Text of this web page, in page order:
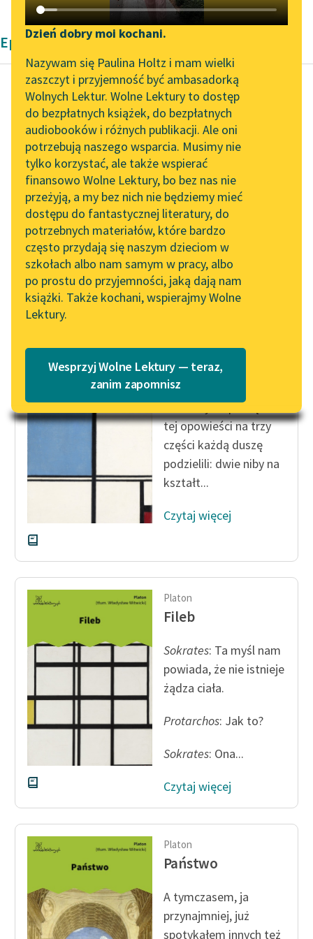
Katalog DAISY
Podkasty o książkach
Zgłoś brak utworu
Aktualności
„Prokurator Alicja Horn”
do słuchania
Byliśmy częścią AI Impact
Lab
Zapraszamy na spotkanie
online z tłumaczkami
literatury skandynawskiej
Spotkanie z Katarzyną
Tunkiel w Oslo
102. lata temu zmarł
Joseph Conrad
Lektury szkolne i klasyka
literatury do słuchania dla
uczennic i uczniów z
szkolnych i literatury do
niepełnosprawnościami
Feministyczne inspiracje.
skandynawskiej literatury
feministycznej
Kolekcje edukacyjne
do domeny publicznej,
lektur szkolnych oraz
Starego Testamentu
Szkoła Poezji Wolnych
Lektur
Narzędzia
Mapa Wolnych Lektur
Leśmianator
Przewodnik dla piszących i
czytających
API
OAI-PMH
Widget Wolnych Lektur
Przypisy
Katalog w formacie PDF
O nas
O projekcie
Zespół
Dzień dobry moi kochani.
Nazywam się Paulina Holtz i mam wielki
zaszczyt i przyjemność być ambasadorką
Wolnych Lektur. Wolne Lektury to dostęp
do bezpłatnych książek, do bezpłatnych
audiobooków i różnych publikacji. Ale oni
potrzebują naszego wsparcia. Musimy nie
tylko korzystać, ale także wspierać
finansowo Wolne Lektury, bo bez nas nie
przeżyją, a my bez nich nie będziemy mieć
dostępu do fantastycznej literatury, do
potrzebnych materiałów, które bardzo
często przydają się naszym dzieciom w
szkołach albo nam samym w pracy, albo
po prostu do przyjemności, jaką dają nam
książki. Także kochani, wspierajmy Wolne
Lektury.
Wesprzyj Wolne Lektury — teraz,
zanim zapomnisz
Epika Platon
Platon
Fajdros
On się do piękności nie
modli oczyma, ale
rozkoszy oddany,
okrakiem się na nią
pcha...
Czytaj więcej
Fajdros
Jakeśmy na początku
tej opowieści na trzy
części każdą duszę
podzielili: dwie niby na
kształt...
Czytaj więcej
Platon
Fileb
Sokrates: Ta myśl nam
powiada, że nie istnieje
żądza ciała.
Protarchos: Jak to?
Sokrates: Ona...
Czytaj więcej
Platon
Państwo
A tymczasem, ja
przynajmniej, już
spotykałem innych też